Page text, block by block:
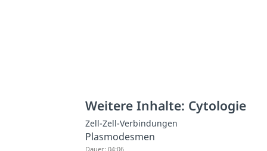
Weitere Inhalte: Cytologie
Zell-Zell-Verbindungen
Plasmodesmen
Dauer: 04:06